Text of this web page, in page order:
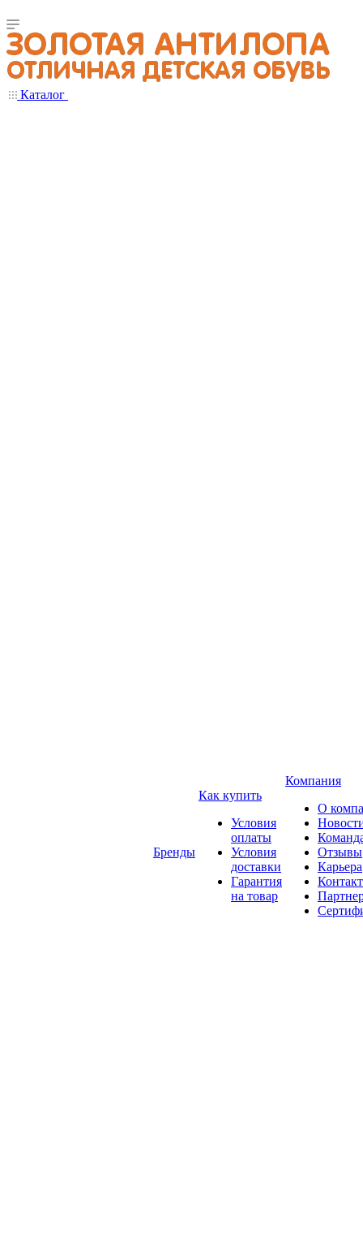
Каталог
Бренды
Как купить
Условия
оплаты
Условия
доставки
Гарантия
на товар
Компания
О
Отзывы
Карьера